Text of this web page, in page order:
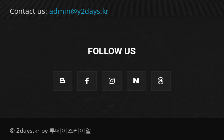
Contact us: admin@y2days.kr
FOLLOW US
© 2days.kr by 투데이즈케이알